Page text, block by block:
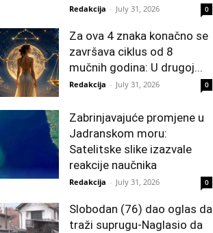
Redakcija - July 31, 2026 0
Za ova 4 znaka konačno se
završava ciklus od 8
mučnih godina: U drugoj...
Redakcija - July 31, 2026 0
Zabrinjavajuće promjene u
Jadranskom moru:
Satelitske slike izazvale
reakcije naučnika
Redakcija - July 31, 2026 0
Slobodan (76) dao oglas da
traži suprugu-Naglasio da